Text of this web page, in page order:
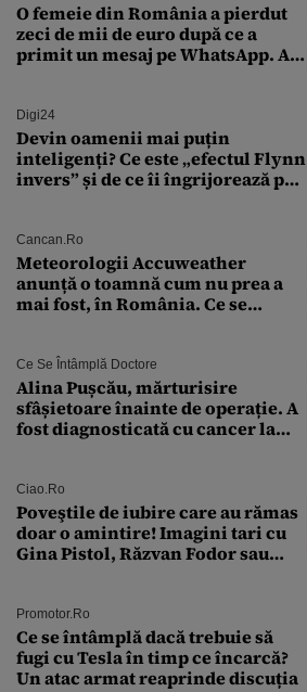
O femeie din România a pierdut
zeci de mii de euro după ce a
primit un mesaj pe WhatsApp. A
Digi24
Devin oamenii mai puțin
inteligenți? Ce este „efectul Flynn
invers” și de ce îi îngrijorează pe
Cancan.ro
Meteorologii Accuweather
anunță o toamnă cum nu prea a
mai fost, în România. Ce se
București. Pe ce dată ninge
Ce Se Întâmplă Doctore
Alina Pușcău, mărturisire
sfâșietoare înainte de operație. A
fost diagnosticată cu cancer la
îmi salvez viața”
Ciao.ro
Poveştile de iubire care au rămas
doar o amintire! Imagini tari cu
Gina Pistol, Răzvan Fodor sau
Promotor.ro
Ce se întâmplă dacă trebuie să
fugi cu Tesla în timp ce încarcă?
Un atac armat reaprinde discuția